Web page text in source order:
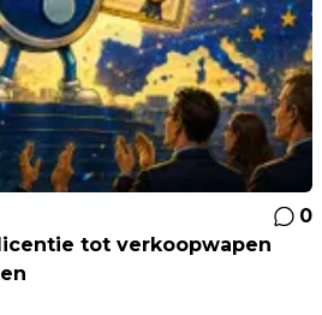
0
tot verkoopwapen